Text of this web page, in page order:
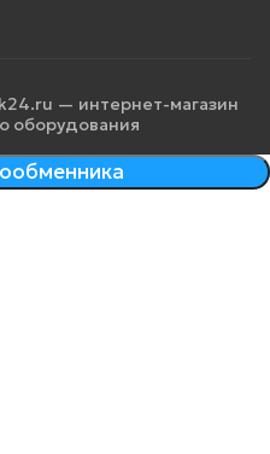
— интернет-магазин
оборудования